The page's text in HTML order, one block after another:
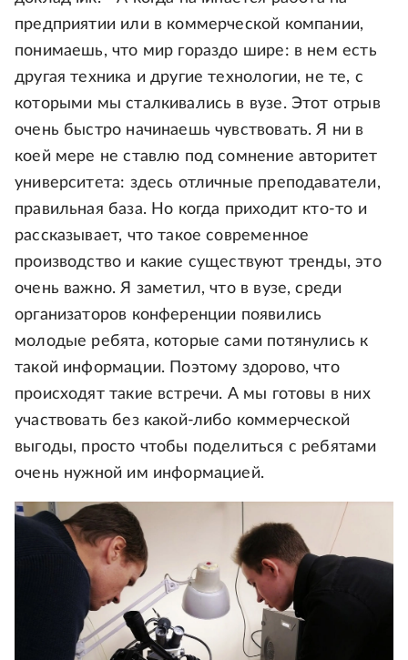
предприятии или в коммерческой компании,
понимаешь, что мир гораздо шире: в нем есть
другая техника и другие технологии, не те, с
которыми мы сталкивались в вузе. Этот отрыв
очень быстро начинаешь чувствовать. Я ни в
коей мере не ставлю под сомнение авторитет
университета: здесь отличные преподаватели,
правильная база. Но когда приходит кто-то и
рассказывает, что такое современное
производство и какие существуют тренды, это
очень важно. Я заметил, что в вузе, среди
организаторов конференции появились
молодые ребята, которые сами потянулись к
такой информации. Поэтому здорово, что
происходят такие встречи. А мы готовы в них
участвовать без какой-либо коммерческой
выгоды, просто чтобы поделиться с ребятами
очень нужной им информацией.